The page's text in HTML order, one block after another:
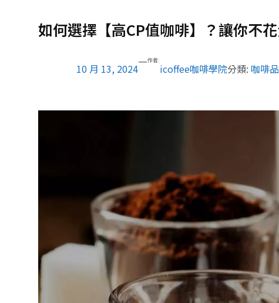
如何選擇【高CP值咖啡】？讓你不
10 月 13, 2024
—作者:
icoffee咖啡學院分類: 咖啡